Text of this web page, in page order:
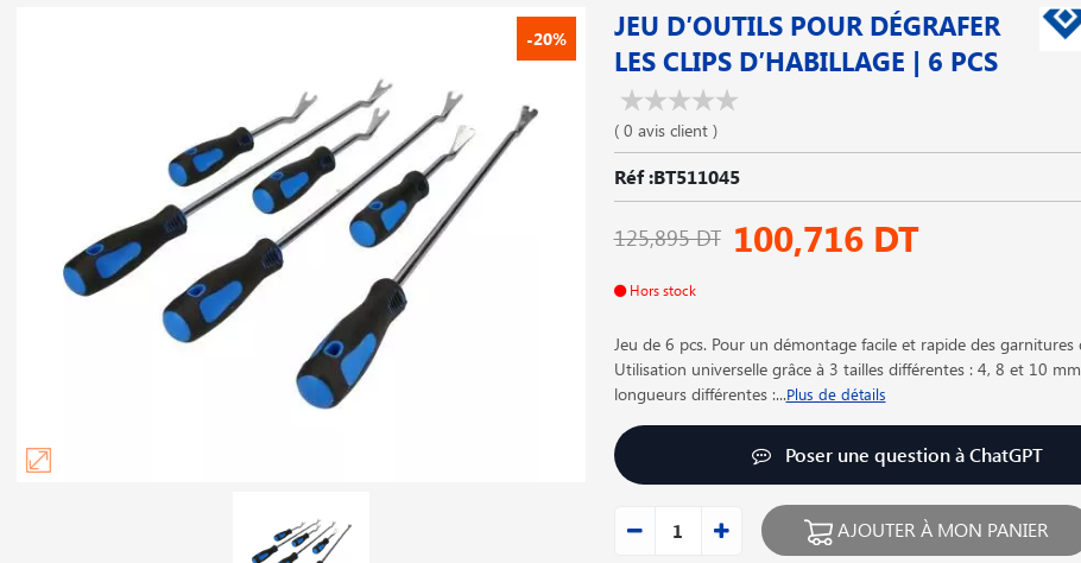
-20%
JEU D′OUTILS POUR DÉGRAFER
LES CLIPS D′HABILLAGE | 6 PCS
( 0 avis client )
Réf :BT511045
125,895 DT 100,716 DT
Hors stock
Jeu de 6 pcs. Pour un démontage facile et rapide des garnitures
Utilisation universelle grâce à 3 tailles différentes : 4, 8 et 10
longueurs différentes :...Plus de détails
Poser une question à ChatGPT
AJOUTER À MON PANIER